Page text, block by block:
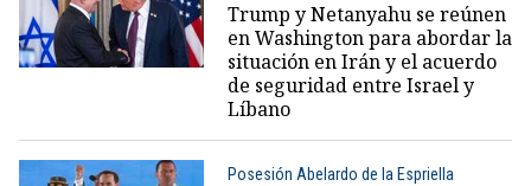
Trump y Netanyahu se reúnen
en Washington para abordar la
situación en Irán y el acuerdo
de seguridad entre Israel y
Líbano
Posesión Abelardo de la Espriella